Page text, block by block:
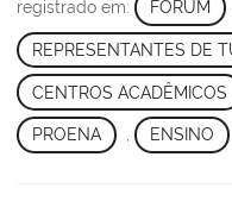
registrado em: FÓRUM
REPRESENTANTES DE
CENTROS ACADÊMICOS
PROENA , ENSINO